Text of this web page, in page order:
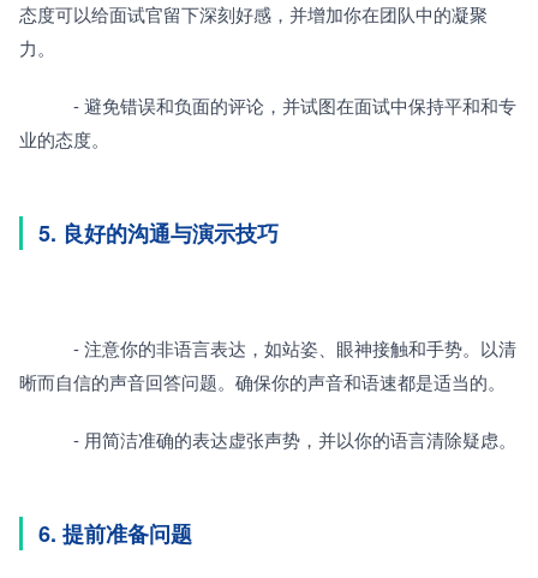
态度可以给面试官留下深刻好感，并增加你在团队中的凝聚
力。
- 避免错误和负面的评论，并试图在面试中保持平和和专
业的态度。
5. 良好的沟通与演示技巧
- 注意你的非语言表达，如站姿、眼神接触和手势。以清
晰而自信的声音回答问题。确保你的声音和语速都是适当的。
- 用简洁准确的表达虚张声势，并以你的语言清除疑虑。
6. 提前准备问题